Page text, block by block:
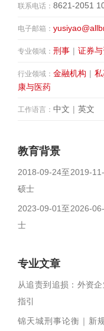
联系电话： 8621-2051
电子邮箱：
专业领域： 刑事 | 证券
行业领域： 金融机构 |
康与医药
工作语言： 中文 | 英文
教育背景
2018-09-24至
硕士
2023-09-01至
士
专业文章
从追责到追损：外资
指引
锦天城刑事论衡｜新